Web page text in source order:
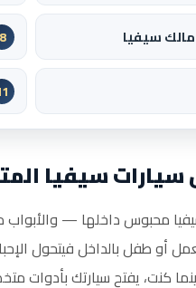
سيفيا 8
سيفيا
محبوس داخلها — والأبواب
أو طفل بالداخل فيتحول
كنت، يفتح سيارتك بأدوات